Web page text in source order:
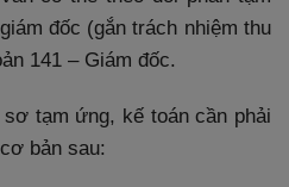
đốc (gắn trách nhiệm thu
141 – Giám đốc.
tạm ứng, kế toán cần phải
bản sau: